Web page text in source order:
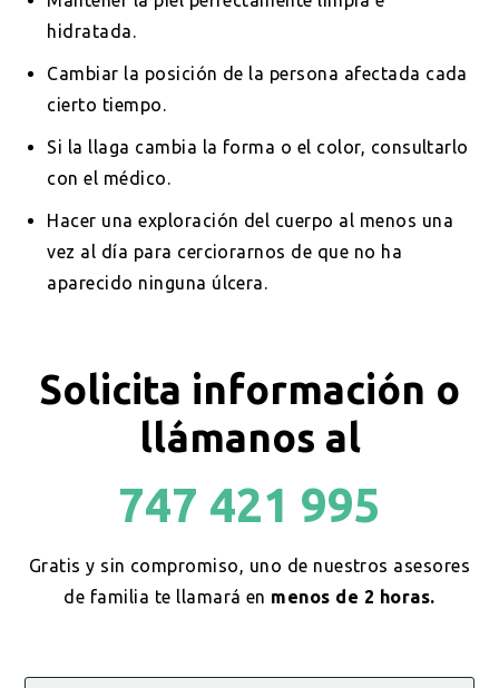
hidratada.
Cambiar la posición de la persona afectada cada
cierto tiempo.
Si la llaga cambia la forma o el color, consultarlo
con el médico.
Hacer una exploración del cuerpo al menos una
vez al día para cerciorarnos de que no ha
aparecido ninguna úlcera.
Solicita información o
llámanos al
747 421 995
Gratis y sin compromiso, uno de nuestros asesores
de familia te llamará en menos de 2 horas.